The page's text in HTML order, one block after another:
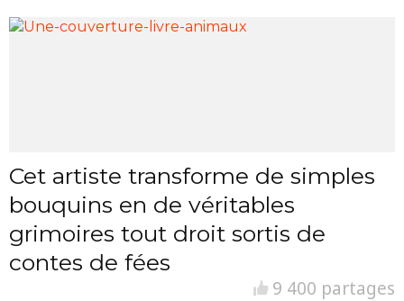
Cet artiste transforme de simples
bouquins en de véritables
grimoires tout droit sortis de
contes de fées
9 400 partages